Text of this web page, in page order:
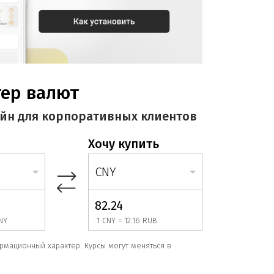
валют
для корпоративных клиентов
Хочу купить
CNY
CNY
INR
1 CNY = 12.16 RUB
характер. Курсы могут меняться в